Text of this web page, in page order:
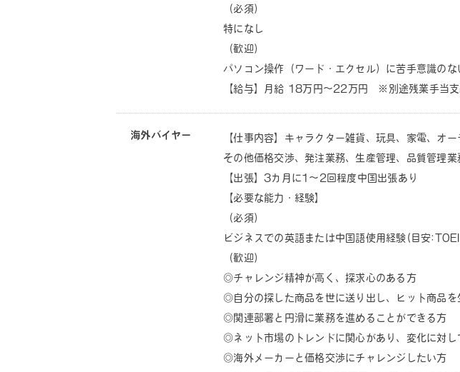
（必須）
特になし
（歓迎）
パソコン操作（ワード・エクセル）に苦手意識のな
【給与】月給 18万円～22万円 ※別途残業手当
海外バイヤー
【仕事内容】キャラクター雑貨、玩具、家電、オ
その他価格交渉、発注業務、生産管理、品質管理業
【出張】3カ月に1～2回程度中国出張あり
【必要な能力・経験】
（必須）
ビジネスでの英語または中国語使用経験(目安
（歓迎）
◎チャレンジ精神が高く、探求心のある方
◎自分の探した商品を世に送り出し、ヒット商品を
◎関連部署と円滑に業務を進めることができる方
◎ネット市場のトレンドに関心があり、変化に対し
◎海外メーカーと価格交渉にチャレンジしたい方